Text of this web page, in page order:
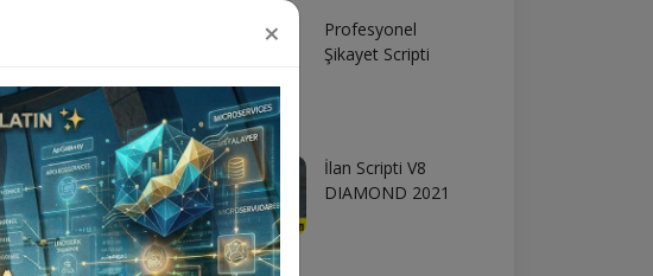
Profesyonel
Şikayet Scripti
İlan Scripti V8
DIAMOND 2021
×